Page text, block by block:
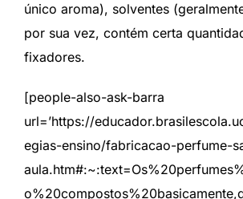
único aroma), solventes
por sua vez, contém certa
fixadores.
[people-also-ask-barra
url=’https://
egias-ensino/fabricacao-perfume-